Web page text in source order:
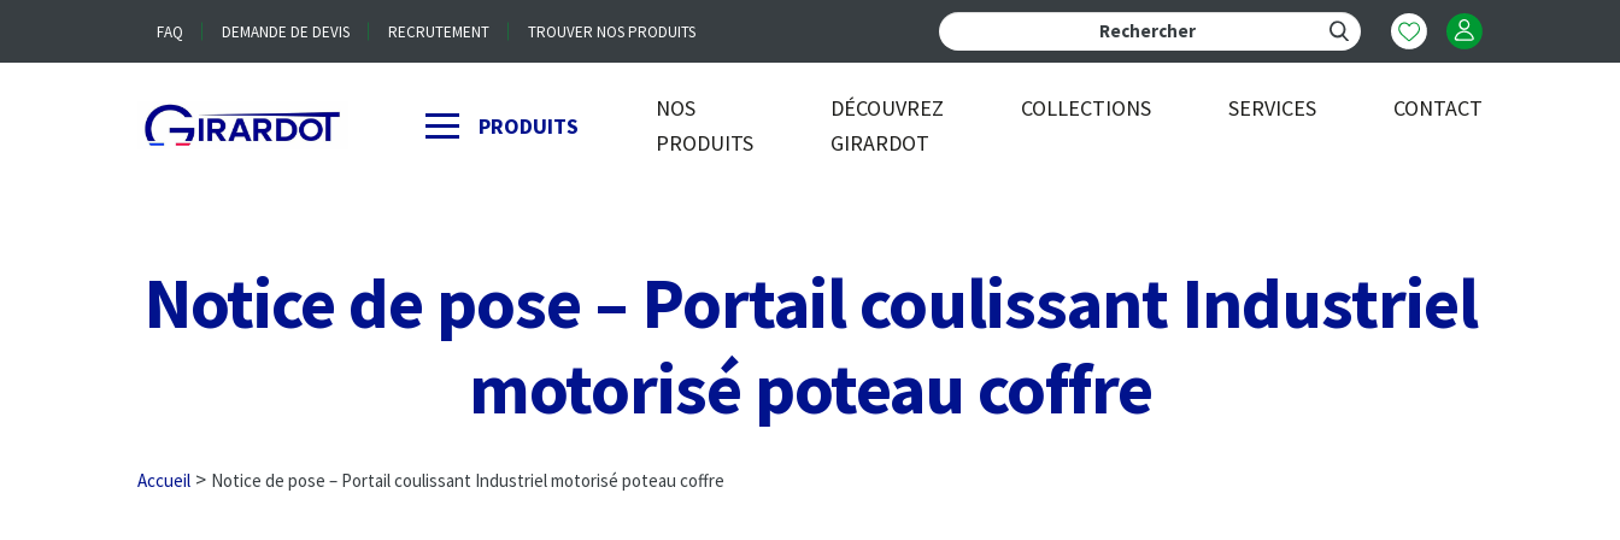
FAQ DEMANDE DE DEVIS RECRUTEMENT TROUVER NOS PRODUITS
PRODUITS
NOS
PRODUITS
DÉCOUVREZ
GIRARDOT
COLLECTIONS SERVICES CONTACT
Notice de pose – Portail coulissant Industriel
motorisé poteau coffre
Accueil > Notice de pose – Portail coulissant Industriel motorisé poteau coffre